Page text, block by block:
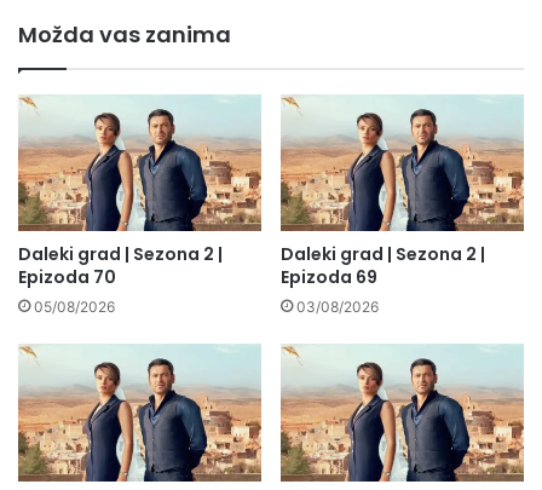
Možda vas zanima
Daleki grad | Sezona 2 |
Epizoda 70
05/08/2026
Daleki grad | Sezona 2 |
Epizoda 69
03/08/2026